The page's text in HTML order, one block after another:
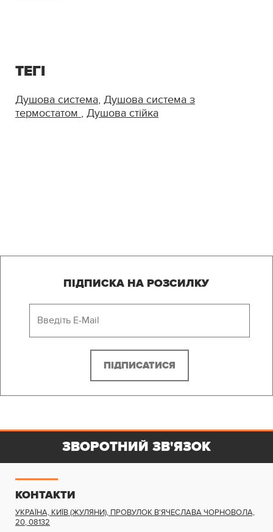
ТЕГІ
Душова система, Душова система з
термостатом , Душова стійка
ПІДПИСКА НА РОЗСИЛКУ
КОНТАКТИ
УКРАЇНА, КИЇВ (ЖУЛЯНИ), ПРОВУЛОК В'ЯЧЕСЛАВА ЧОРНОВОЛА,
20,08132
ЗВОРОТНИЙ ЗВ'ЯЗОК